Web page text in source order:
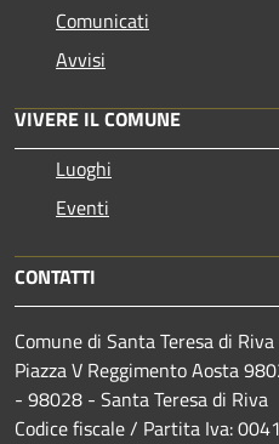
Comunicati
Avvisi
VIVERE IL COMUNE
Luoghi
Eventi
CONTATTI
Comune di Santa Teresa di Riva
Piazza V Reggimento Aosta
- 98028 - Santa Teresa di Riva
Codice fiscale / Partita Iva: